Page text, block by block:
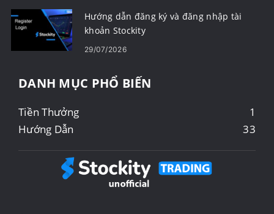
Hướng dẫn đăng ký và đăng nhập tài
khoản Stockity
29/07/2026
DANH MỤC PHỔ BIẾN
Tiền Thưởng
1
Hướng Dẫn
33